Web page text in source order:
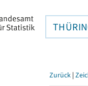
Zurück |